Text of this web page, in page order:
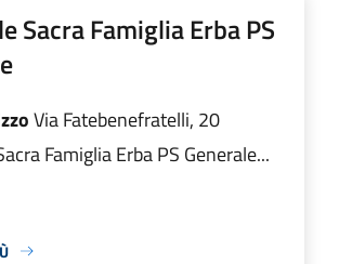
Sacra Famiglia Erba PS
Via Fatebenefratelli, 20
Famiglia Erba PS Generale...